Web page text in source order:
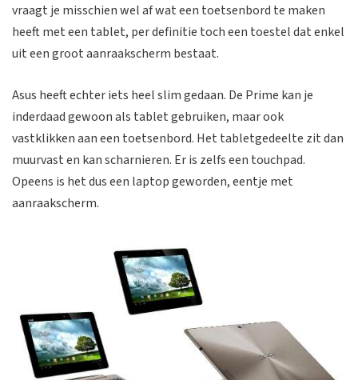
vraagt je misschien wel af wat een toetsenbord te maken
heeft met een tablet, per definitie toch een toestel dat enkel
uit een groot aanraakscherm bestaat.
Asus heeft echter iets heel slim gedaan. De Prime kan je
inderdaad gewoon als tablet gebruiken, maar ook
vastklikken aan een toetsenbord. Het tabletgedeelte zit dan
muurvast en kan scharnieren. Er is zelfs een touchpad.
Opeens is het dus een laptop geworden, eentje met
aanraakscherm.